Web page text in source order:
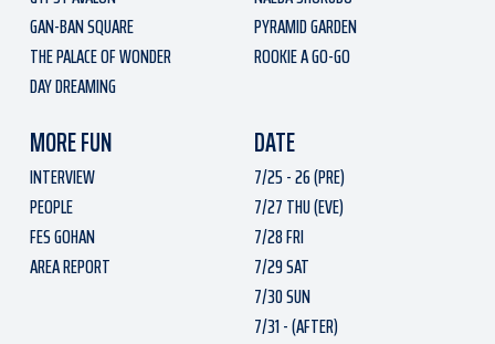
GAN-BAN SQUARE
PYRAMID GARDEN
THE PALACE OF WONDER
ROOKIE A GO-GO
DAY DREAMING
MORE FUN
INTERVIEW
PEOPLE
FES GOHAN
AREA REPORT
DATE
7/25 - 26 (PRE)
7/27 THU (EVE)
7/28 FRI
7/29 SAT
7/30 SUN
7/31 - (AFTER)